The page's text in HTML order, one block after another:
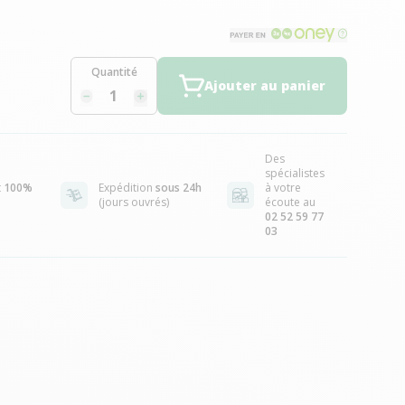
Quantité
Ajouter au panier
100% Expédition sous 24h
(jours ouvrés)
Des
spécialistes
à votre
écoute au
02 52 59 77
03